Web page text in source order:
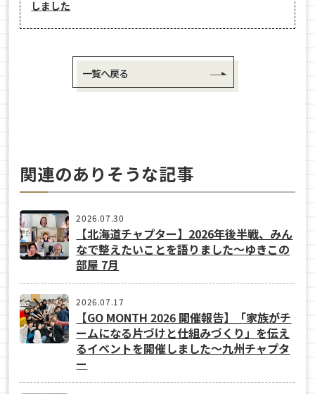
しました
一覧へ戻る
関連のありそうな記事
2026.07.30
【北海道チャプター】2026年後半戦、みん
なで整えたいことを語りました～ゆきこの
部屋 7月
2026.07.17
【GO MONTH 2026 開催報告】「家族がチ
ームになる片づけと仕組みづくり」を伝え
るイベントを開催しました～九州チャプタ
ー